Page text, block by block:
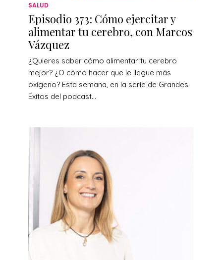
SALUD
Episodio 373: Cómo ejercitar y
alimentar tu cerebro, con Marcos
Vázquez
¿Quieres saber cómo alimentar tu cerebro
mejor? ¿O cómo hacer que le llegue más
oxígeno? Esta semana, en la serie de Grandes
Éxitos del podcast...